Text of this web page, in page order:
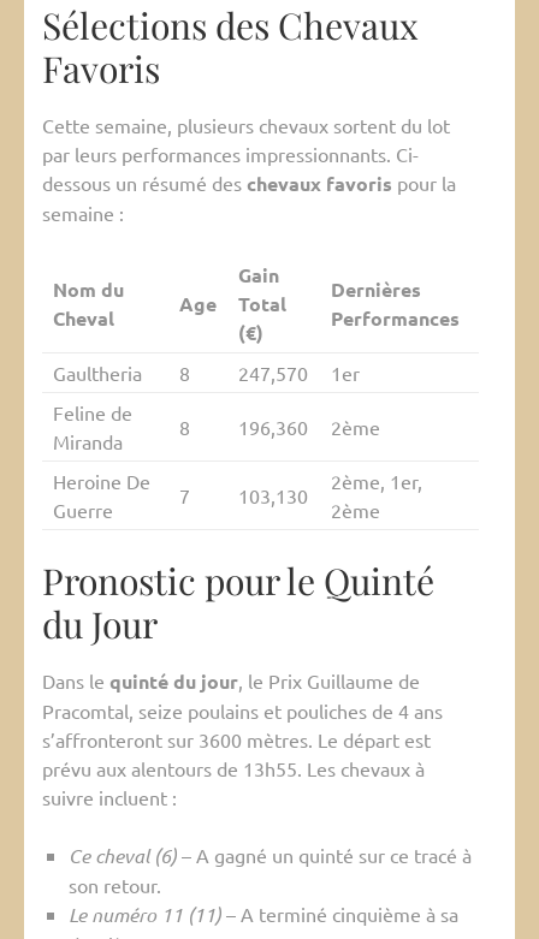
Sélections des Chevaux
Favoris
Cette semaine, plusieurs chevaux sortent du lot
par leurs performances impressionnants. Ci-
dessous un résumé des chevaux favoris pour la
semaine :
Nom du
Cheval
Age
Gain
Total
(€)
Dernières
Performances
Gaultheria 8 247,570
1er
Feline de
Miranda
8 196,360 2ème
Heroine De
Guerre
7 103,130
2ème, 1er,
2ème
Pronostic pour le Quinté
du Jour
Dans le quinté du jour, le Prix Guillaume de
Pracomtal, seize poulains et pouliches de 4 ans
s’affronteront sur 3600 mètres. Le départ est
prévu aux alentours de 13h55. Les chevaux à
suivre incluent :
Ce cheval (6) – A gagné un quinté sur ce tracé à
son retour.
Le numéro 11 (11) – A terminé cinquième à sa